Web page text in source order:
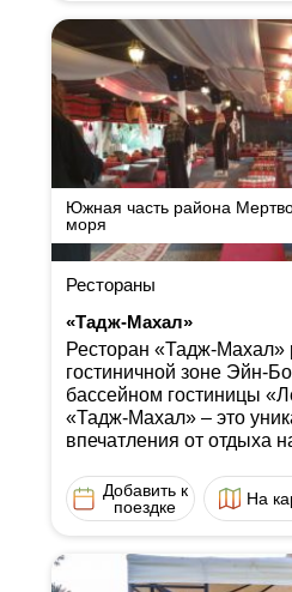
Южная часть района
моря
Рестораны
«Тадж-Махал»
Ресторан «Тадж-Махал»
гостиничной зоне Эйн-
бассейном гостиницы
«Тадж-Махал» ‒ это
впечатления от отдыха
Добавить к
поездке
На